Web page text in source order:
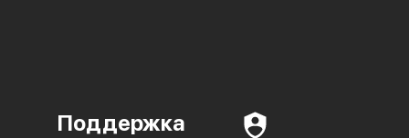
Поддержка